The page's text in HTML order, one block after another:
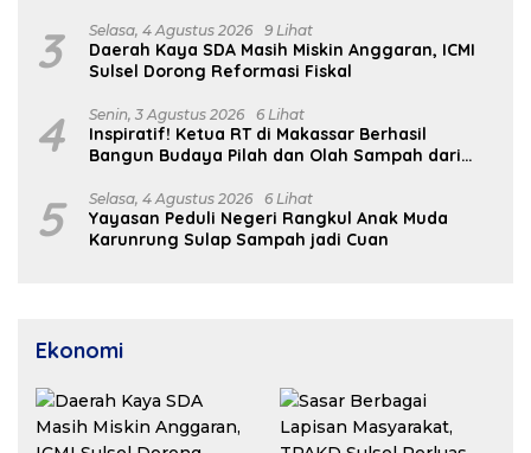
3 Selasa, 4 Agustus 2026 9 Lihat
Daerah Kaya SDA Masih Miskin Anggaran, ICMI
Sulsel Dorong Reformasi Fiskal
4 Senin, 3 Agustus 2026 6 Lihat
Inspiratif! Ketua RT di Makassar Berhasil
Bangun Budaya Pilah dan Olah Sampah dari
5 Selasa, 4 Agustus 2026 6 Lihat
Yayasan Peduli Negeri Rangkul Anak Muda
Karunrung Sulap Sampah jadi Cuan
Ekonomi